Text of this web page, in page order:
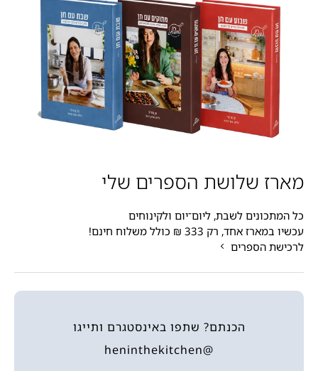
מארז שלושת הספרים שלי
כל המתכונים לשבת, ליום־יום ולקינוחים
עכשיו במארז אחד, רק 333 ₪ כולל משלוח חינם!
לרכישת הספרים
הכנתם? שתפו באינסטגרם ותייגו
@heninthekitchen